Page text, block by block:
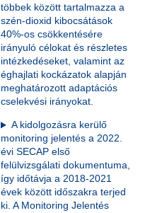
többek között tartalmazza a
szén-dioxid kibocsátások
40%-os csökkentésére
irányuló célokat és részletes
intézkedéseket, valamint az
éghajlati kockázatok alapján
meghatározott adaptációs
cselekvési irányokat.
A kidolgozásra kerülő
monitoring jelentés a 2022.
évi SECAP első
felülvizsgálati dokumentuma,
így időtávja a 2018-2021
évek között időszakra terjed
ki. A Monitoring Jelentés